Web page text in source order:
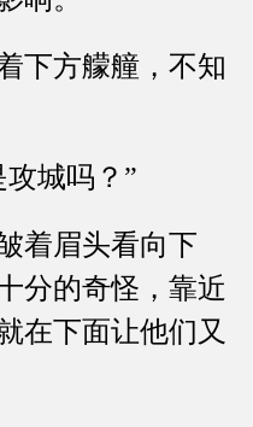
方艨艟，不知
城吗？”
眉头看向下
分的奇怪，靠近
在下面让他们又